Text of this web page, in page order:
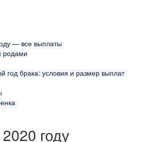
— все выплаты
родами
год брака: условия и размер выплат
году